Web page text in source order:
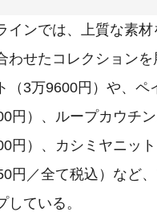
ンでは、上質な素材
わせたコレクション
（3万9600円）や、ペ
円）、ループカウチ
円）、カシミヤニッ
円／全て税込）など
している。